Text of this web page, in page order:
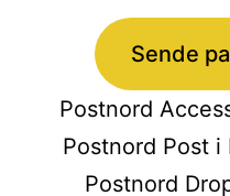
Sende
Postnord
Postnord Post i
Postnord